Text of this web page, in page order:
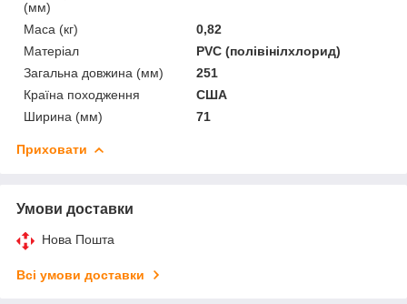
(мм)
Маса (кг)
0,82
Матеріал
PVC (полівінілхлорид)
Загальна довжина (мм)
251
Країна походження
США
Ширина (мм)
71
Приховати
Умови доставки
Нова Пошта
Всі умови доставки